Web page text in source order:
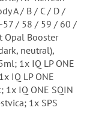
A / B / C / D /
57 / 58 / 59 / 60 /
Opal Booster
neutral),
1x IQ LP ONE
IQ LP ONE
1x IQ ONE SQIN
1x SPS